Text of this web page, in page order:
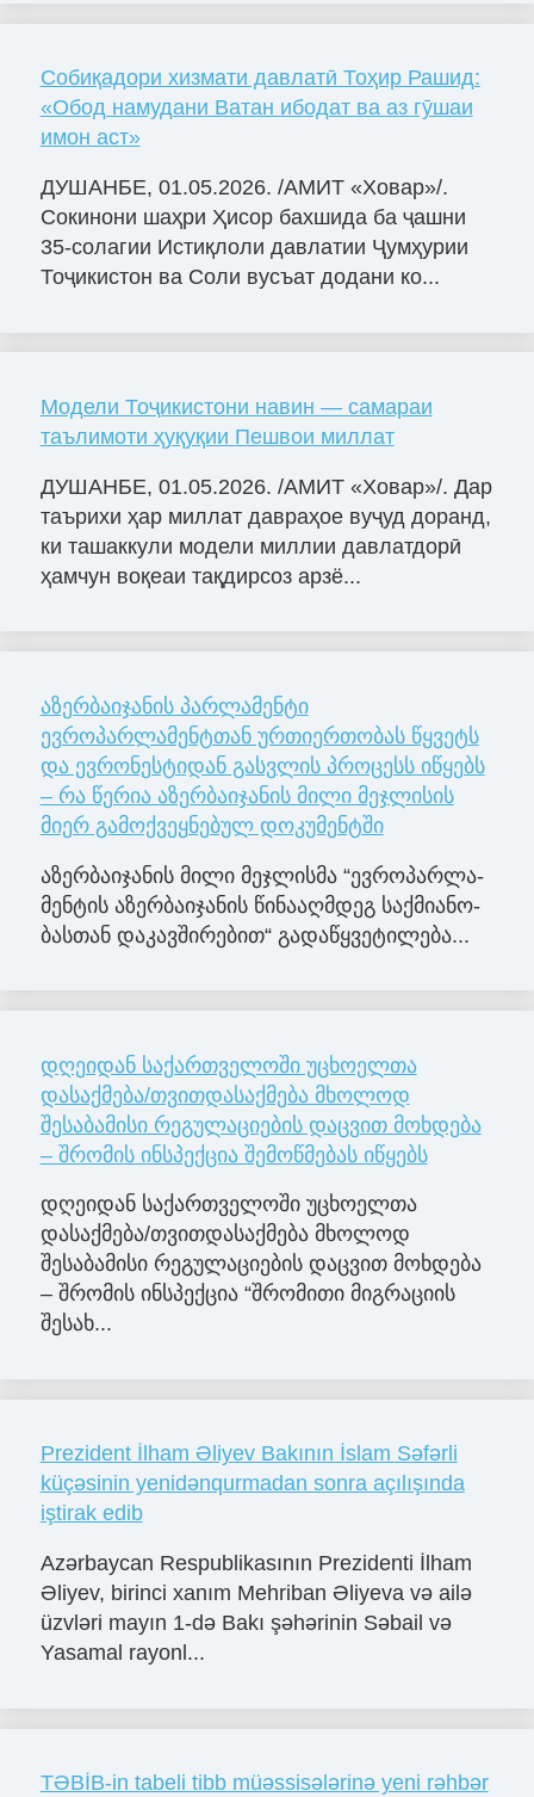
Собиқадори хизмати давлатӣ Тоҳир Рашид:
«Обод намудани Ватан ибодат ва аз гӯшаи
имон аст»
ДУШАНБЕ, 01.05.2026. /АМИТ «Ховар»/.
Сокинони шаҳри Ҳисор бахшида ба ҷашни
35-солагии Истиқлоли давлатии Ҷумҳурии
Тоҷикистон ва Соли вусъат додани ко...
Модели Тоҷикистони навин — самараи
таълимоти ҳуқуқии Пешвои миллат
ДУШАНБЕ, 01.05.2026. /АМИТ «Ховар»/. Дар
таърихи ҳар миллат давраҳое вуҷуд доранд,
ки ташаккули модели миллии давлатдорӣ
ҳамчун воқеаи тақдирсоз арзё...
აზერბაიჯანის პარლამენტი
ევროპარლამენტთან ურთიერთობას წყვეტს
და ევრონესტიდან გასვლის პროცესს იწყებს
– რა წერია აზერბაიჯანის მილი მეჯლისის
მიერ გამოქვეყნებულ დოკუმენტში
აზერ­ბა­ი­ჯა­ნის მილი მე­ჯლის­მა “ევ­რო­პარ­ლა­
მენ­ტის აზერ­ბა­ი­ჯა­ნის წი­ნა­აღ­მდეგ საქ­მი­ა­ნო­
ბას­თან და­კავ­ში­რე­ბით“ გა­და­წყვე­ტი­ლე­ბა...
დღეიდან საქართველოში უცხოელთა
დასაქმება/თვითდასაქმება მხოლოდ
შესაბამისი რეგულაციების დაცვით მოხდება
– შრომის ინსპექცია შემოწმებას იწყებს
დღეიდან საქართველოში უცხოელთა
დასაქმება/თვითდასაქმება მხოლოდ
შესაბამისი რეგულაციების დაცვით მოხდება
– შრომის ინსპექცია “შრომითი მიგრაციის
შესახ...
Prezident İlham Əliyev Bakının İslam Səfərli
küçəsinin yenidənqurmadan sonra açılışında
iştirak edib
Azərbaycan Respublikasının Prezidenti İlham
Əliyev, birinci xanım Mehriban Əliyeva və ailə
üzvləri mayın 1-də Bakı şəhərinin Səbail və
Yasamal rayonl...
TƏBİB-in tabeli tibb müəssisələrinə yeni rəhbər